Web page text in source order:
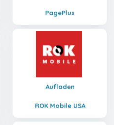
PagePlus
Aufladen
ROK Mobile USA